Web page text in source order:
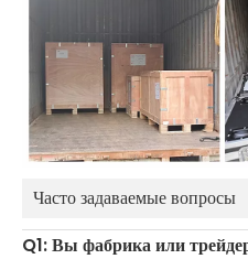
Часто задаваемые вопросы
Q1: Вы фабрика или